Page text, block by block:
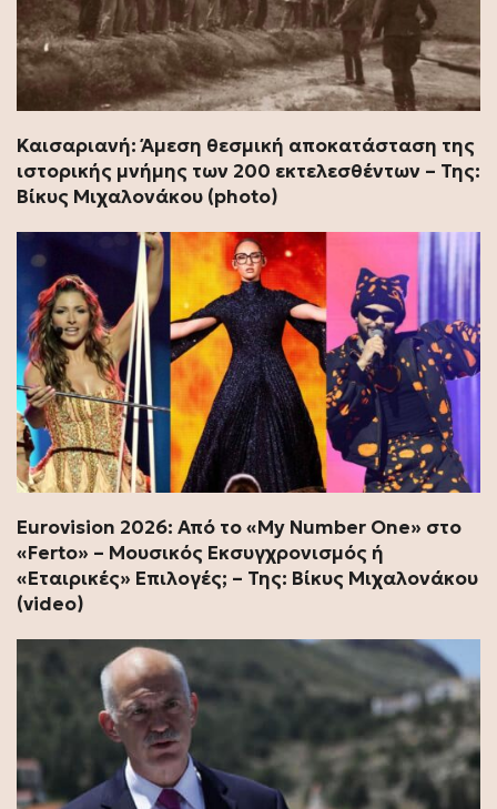
Καισαριανή: Άμεση θεσμική αποκατάσταση της
ιστορικής μνήμης των 200 εκτελεσθέντων – Της:
Βίκυς Μιχαλονάκου (photo)
Εurovision 2026: Από το «My Number One» στο
«Ferto» – Μουσικός Εκσυγχρονισμός ή
«Εταιρικές» Επιλογές; – Της: Βίκυς Μιχαλονάκου
(video)